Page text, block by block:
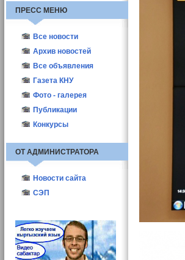
ПРЕСС МЕНЮ
Все новости
Новости КНУ
Абитуриент-2021
Новости структур
Другие новости
Актуальные
Выборы деканов-2011
Архив новостей
Все объявления
Газета КНУ
2010
2011
2012
Фото - галерея
Публикации
ППС
Конкурсы
ОТ АДМИНИСТРАТОРА
Новости сайта
СЭП
Адресная книга СЭП
Общие сведения о СЭП